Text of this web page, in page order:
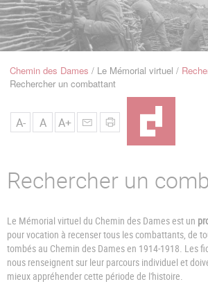
Navigation
Fil
Chemin des Dames Le Mémorial virtuel
Rechercher un combattant
A- A A+
Rechercher un
Le Mémorial virtuel du Chemin des Dames est un
pour vocation à recenser tous les combattants, de
tombés au Chemin des Dames en 1914-1918. Les
nous renseignent sur leur parcours individuel et
mieux appréhender cette période de l'histoire.